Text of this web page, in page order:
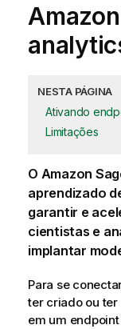
NESTA PÁGINA
Ativando
Limitações
O Amazon
aprendizado
garantir e
cientistas e
implantar
Para se
ter criado ou
em um